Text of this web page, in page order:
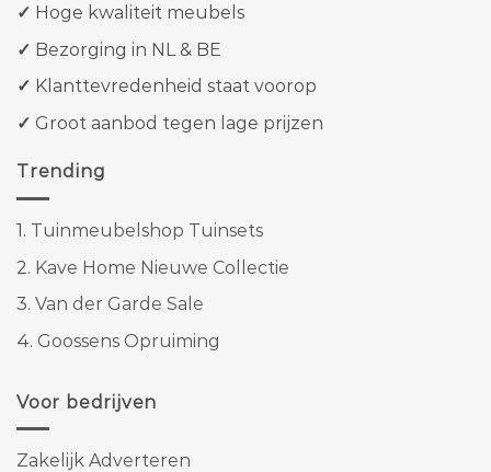
✓ Hoge kwaliteit meubels
✓ Bezorging in NL & BE
✓ Klanttevredenheid staat voorop
✓ Groot aanbod tegen lage prijzen
Trending
1. Tuinmeubelshop Tuinsets
2. Kave Home Nieuwe Collectie
3. Van der Garde Sale
4. Goossens Opruiming
Voor bedrijven
Zakelijk Adverteren